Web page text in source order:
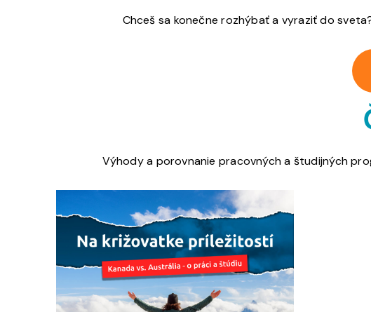
Chceš sa konečne rozhýbať a vyraziť do
Výhody a porovnanie pracovných a študijných